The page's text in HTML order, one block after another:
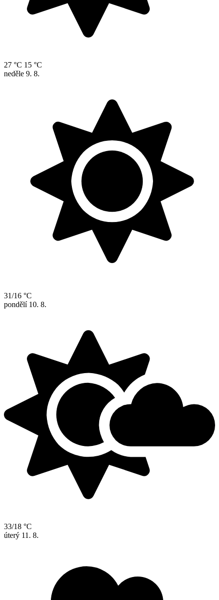
27 °C 15 °C
neděle 9. 8.
31/16 °C
pondělí 10. 8.
33/18 °C
úterý 11. 8.